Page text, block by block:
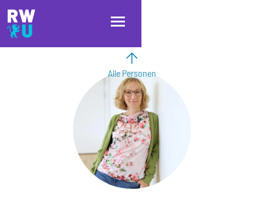
Direkt zum Inhalt
Direkt zur Hauptnavigation
Direkt zum Fußbereich
Alle Personen